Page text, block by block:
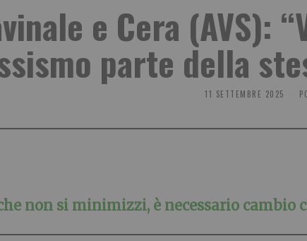
e Cera (AVS):
parte della
11 SETTEMBRE 2025
non si minimizzi, è necessario cambio